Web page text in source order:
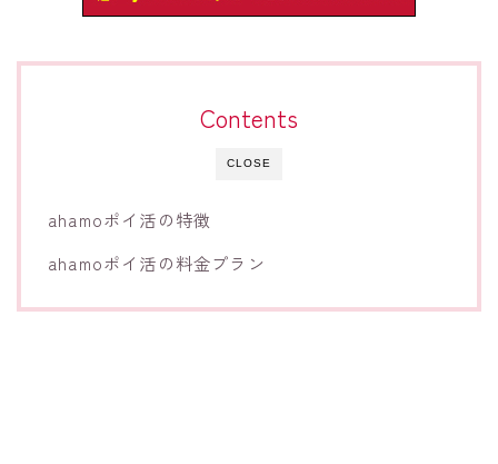
CLOSE
Contents
ahamoポイ活の特徴
ahamoポイ活の料金プラン